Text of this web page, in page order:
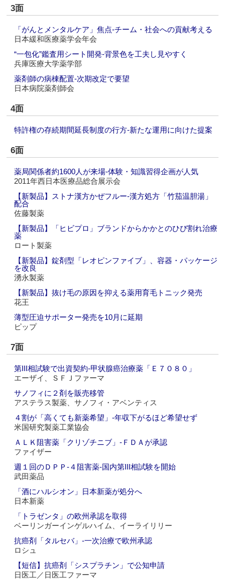
3面
「がんとメンタルケア」焦点‐チーム・社会への貢献考える
日本緩和医療薬学会年会
“一包化”鑑査用シート開発‐背景色を工夫し見やすく
兵庫医療大学薬学部
薬剤師の病棟配置‐次期改定で要望
日本病院薬剤師会
4面
特許権の存続期間延長制度の行方‐新たな運用に向けた提案
6面
薬局関係者約1600人が来場‐体験・知識習得企画が人気
2011年西日本医療品総合展示会
【新製品】ストナ漢方かぜフルー‐漢方処方「竹茄温胆湯」
配合
佐藤製薬
【新製品】「ヒビプロ」ブランドからかかとのひび割れ治療
薬
ロート製薬
【新製品】錠剤型「レオピンファイブ」、容器・パッケージ
を改良
湧永製薬
【新製品】抜け毛の原因を抑える薬用育毛トニック発売
花王
薄型圧迫サポーター発売を10月に延期
ピップ
7面
第III相試験で出資契約‐甲状腺癌治療薬「Ｅ７０８０」
エーザイ、ＳＦＪファーマ
サノフィに２剤を販売移管
アステラス製薬、サノフィ・アベンティス
４割が「高くても新薬希望」‐年収下がるほど希望せず
米国研究製薬工業協会
ＡＬＫ阻害薬「クリゾチニブ」‐ＦＤＡが承認
ファイザー
週１回のＤＰＰ‐４阻害薬‐国内第III相試験を開始
武田薬品
「酒にハルシオン」日本新薬が処分へ
日本新薬
「トラゼンタ」の欧州承認を取得
ベーリンガーインゲルハイム、イーライリリー
抗癌剤「タルセバ」‐一次治療で欧州承認
ロシュ
【短信】抗癌剤「シスプラチン」で公知申請
日医工／日医工ファーマ